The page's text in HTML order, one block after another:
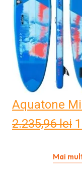
Aquatone
2.235,96lei
a
Mai